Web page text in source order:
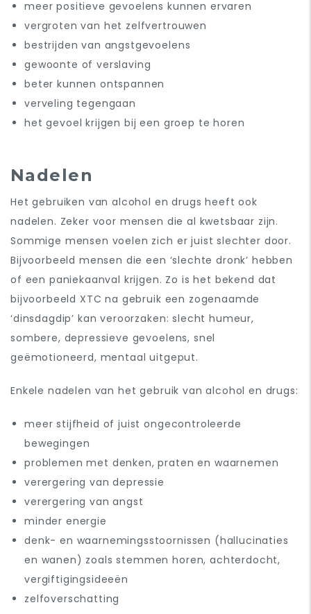
meer positieve gevoelens kunnen ervaren
vergroten van het zelfvertrouwen
bestrijden van angstgevoelens
gewoonte of verslaving
beter kunnen ontspannen
verveling tegengaan
het gevoel krijgen bij een groep te horen
Nadelen
Het gebruiken van alcohol en drugs heeft ook
nadelen. Zeker voor mensen die al kwetsbaar zijn.
Sommige mensen voelen zich er juist slechter door.
Bijvoorbeeld mensen die een ‘slechte dronk’ hebben
of een paniekaanval krijgen. Zo is het bekend dat
bijvoorbeeld XTCna gebruik een zogenaamde
‘dinsdagdip’ kan veroorzaken: slecht humeur,
sombere, depressieve gevoelens, snel
geëmotioneerd, mentaal uitgeput.
Enkele nadelen van het gebruik van alcohol en drugs:
meer stijfheid of juist ongecontroleerde
bewegingen
problemen met denken, praten en waarnemen
verergering van depressie
verergering van angst
minder energie
denk- en waarnemingsstoornissen (hallucinaties
en wanen) zoals stemmen horen, achterdocht,
vergiftigingsideeën
zelfoverschatting